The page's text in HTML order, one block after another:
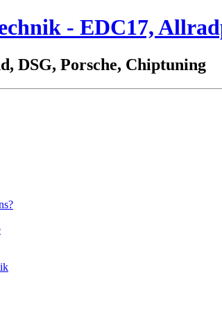
- EDC17,
DSG, Porsche, Chiptuning